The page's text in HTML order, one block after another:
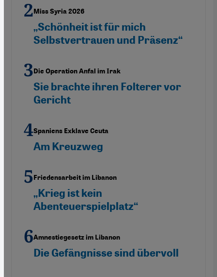
Miss Syria 2026
„Schönheit ist für mich
Selbstvertrauen und Präsenz“
Die Operation Anfal im Irak
Sie brachte ihren Folterer vor
Gericht
Spaniens Exklave Ceuta
Am Kreuzweg
Friedensarbeit im Libanon
„Krieg ist kein
Abenteuerspielplatz“
Amnestiegesetz im Libanon
Die Gefängnisse sind übervoll